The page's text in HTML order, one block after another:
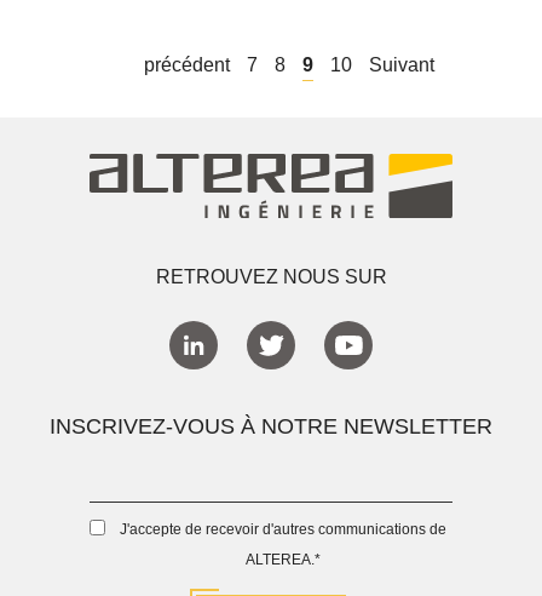
précédent 7 8 9 10 Suivant
RETROUVEZ NOUS SUR
INSCRIVEZ-VOUS À NOTRE NEWSLETTER
J'accepte de recevoir d'autres communications de
ALTEREA. *